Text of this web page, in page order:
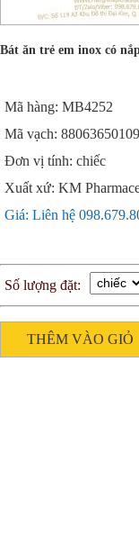
Bát ăn trẻ em inox có
Mã hàng: MB4252
Mã vạch:
Đơn vị tính: chiếc
Xuất xứ: KM
Giá: Liên hệ
Số lượng đặt:
THÊM VÀO GIỎ